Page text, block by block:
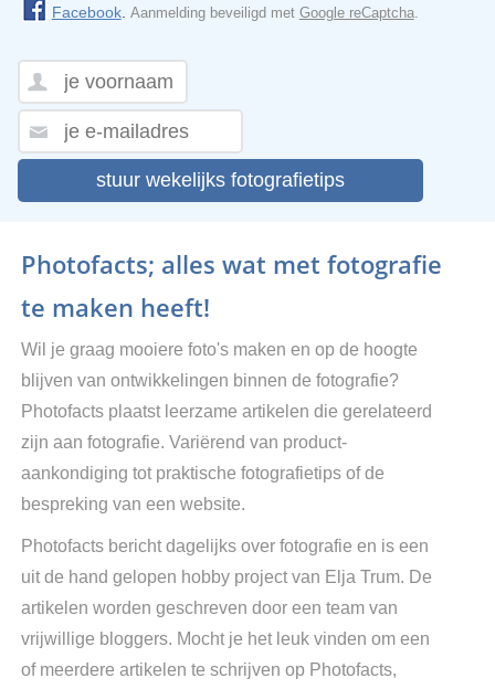
Facebook. Aanmelding beveiligd met Google reCaptcha.
stuur wekelijks fotografietips
Photofacts; alles wat met fotografie
te maken heeft!
Wil je graag mooiere foto's maken en op de hoogte
blijven van ontwikkelingen binnen de fotografie?
Photofacts plaatst leerzame artikelen die gerelateerd
zijn aan fotografie. Variërend van product-
aankondiging tot praktische fotografietips of de
bespreking van een website.
Photofacts bericht dagelijks over fotografie en is een
uit de hand gelopen hobby project van Elja Trum. De
artikelen worden geschreven door een team van
vrijwillige bloggers. Mocht je het leuk vinden om een
of meerdere artikelen te schrijven op Photofacts,